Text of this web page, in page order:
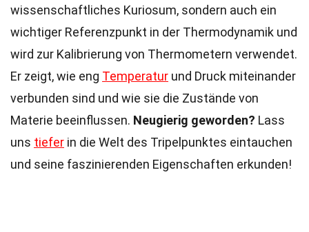
wissenschaftliches Kuriosum, sondern auch ein
wichtiger Referenzpunkt in der Thermodynamik und
wird zur Kalibrierung von Thermometern verwendet.
Er zeigt, wie eng Temperatur und Druck miteinander
verbunden sind und wie sie die Zustände von
Materie beeinflussen. Neugierig geworden? Lass
uns tiefer in die Welt des Tripelpunktes eintauchen
und seine faszinierenden Eigenschaften erkunden!